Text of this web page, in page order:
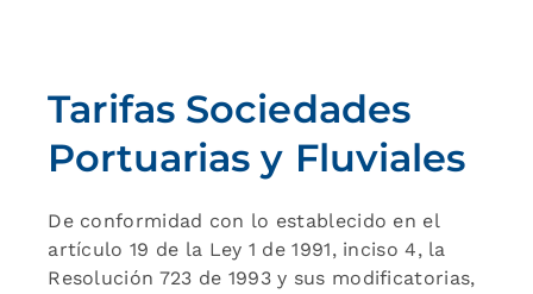
Tarifas Sociedades
Portuarias y Fluviales
De conformidad con lo establecido en el
artículo 19 de la Ley 1 de 1991, inciso 4, la
Resolución 723 de 1993 y sus modificatorias,